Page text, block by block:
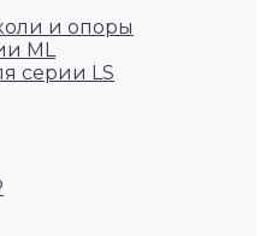
и опоры
ML
серии LS